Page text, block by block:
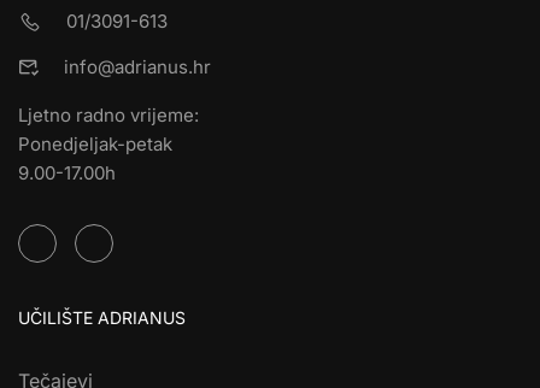
01/3091-613
info@adrianus.hr
Ljetno radno vrijeme:
Ponedjeljak-petak
9.00-17.00h
UČILIŠTE ADRIANUS
Tečajevi